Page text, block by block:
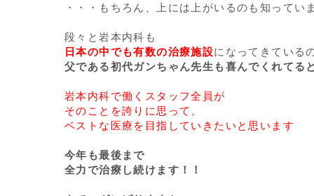
・・・もちろん、上には上がいるのも知ってい
段々と岩本内科も
日本の中でも有数の治療施設になってきている
父である初代ガンちゃん先生も喜んでくれてる
岩本内科で働くスタッフ全員が
そのことを誇りに思って、
ベストな医療を目指していきたいと思います
今年も最後まで
全力で治療し続けます！！